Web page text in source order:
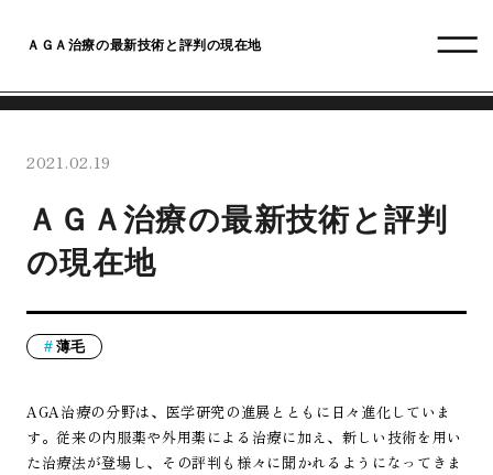
ＡＧＡ治療の最新技術と評判の現在地
2021.02.19
ＡＧＡ治療の最新技術と評判
の現在地
薄毛
AGA治療の分野は、医学研究の進展とともに日々進化していま
す。従来の内服薬や外用薬による治療に加え、新しい技術を用い
た治療法が登場し、その評判も様々に聞かれるようになってきま